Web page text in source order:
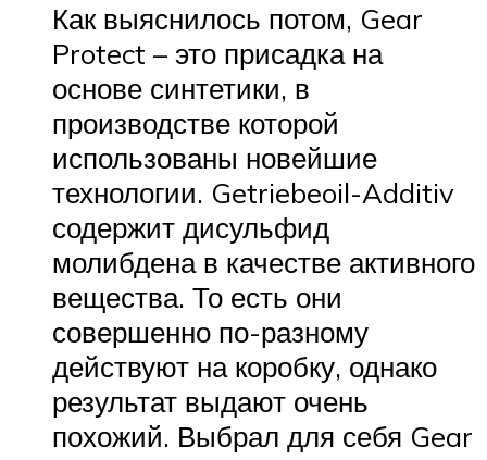
Как выяснилось потом, Gear
Protect – это присадка на
основе синтетики, в
производстве которой
использованы новейшие
технологии. Getriebeoil-Additiv
содержит дисульфид
молибдена в качестве активного
вещества. То есть они
совершенно по-разному
действуют на коробку, однако
результат выдают очень
похожий. Выбрал для себя Gear